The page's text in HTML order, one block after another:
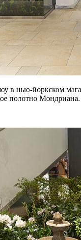
в нью-йоркском
полотно Мондриана.